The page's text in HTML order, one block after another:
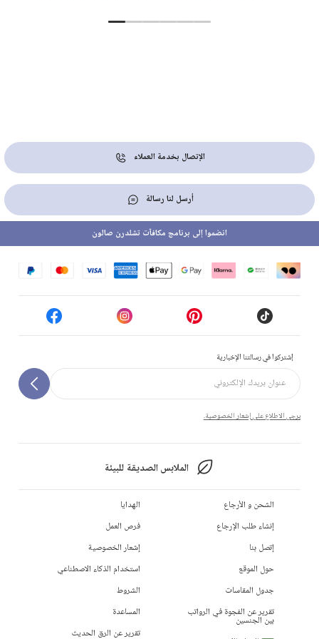
الإتصال بخدمة العملاء
أرسل لنا رسالة
إشتركوا في رسالتنا الإخبارية
يرجى الاطلاع على إشعار الخصوصية.
الملابس الصديقة للبيئة
انضموا إلى برنامج مكافآت تشلدرن صالون
الشحن و الأرجاع
إنشاء طلب الإرجاع
إتصل بنا
حول الموقع
جدول المقاسات
تقرير عن الفجوة في الرواتب
بين الجنسين
الهدايا
فرص العمل
إشعار الخصوصية
استخدام الذكاء الاصطناعي
الشروط
المساعدة
تقرير عن الرق الحديث